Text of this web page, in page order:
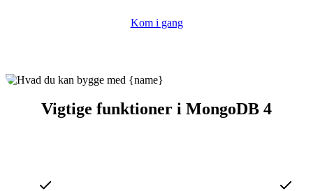
Kom i gang
Vigtige funktioner i MongoDB 4